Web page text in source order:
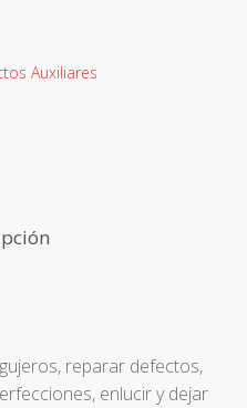
Auxiliares
reparar defectos,
enlucir y dejar